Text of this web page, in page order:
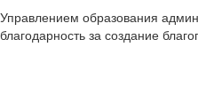
Управлением образования
благодарность за создание